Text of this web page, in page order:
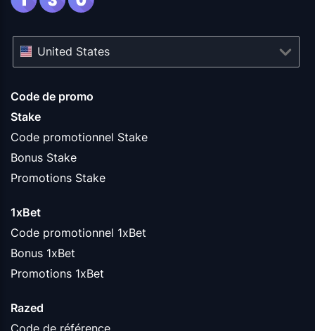
Code de promo
Stake
Code promotionnel Stake
Bonus Stake
Promotions Stake
1xBet
Code promotionnel 1xBet
Bonus 1xBet
Promotions 1xBet
Razed
Code de référence
United States